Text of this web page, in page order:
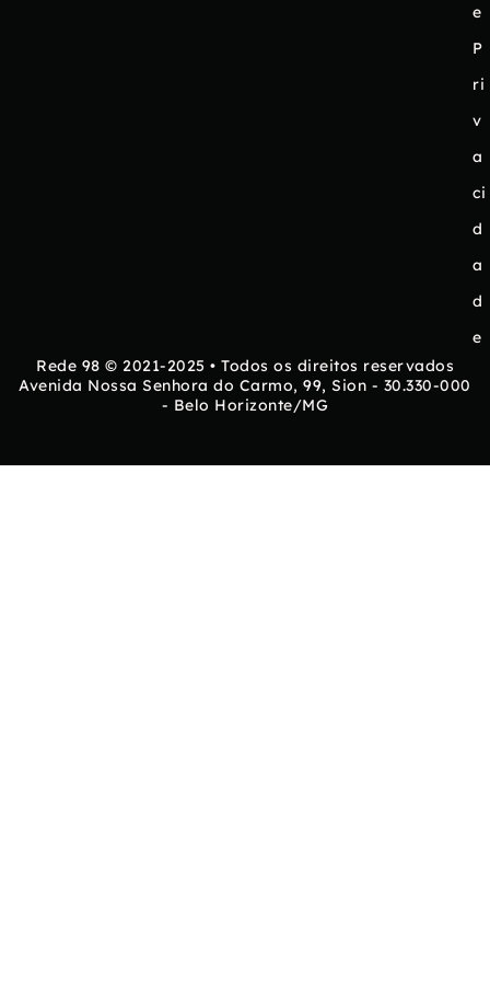
e
P
ri
v
a
ci
d
a
d
e
Rede 98 © 2021-2025 • Todos os direitos reservados
Avenida Nossa Senhora do Carmo, 99, Sion - 30.330-000
- Belo Horizonte/MG